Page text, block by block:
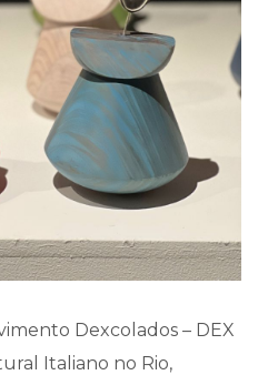
Dexcolados – DEX
Italiano no Rio,